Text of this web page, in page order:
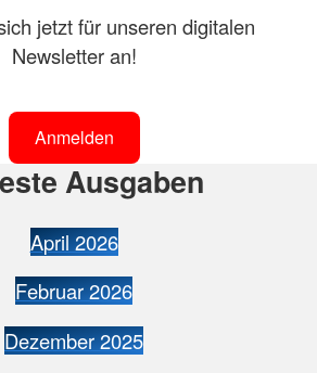
jetzt für unseren digitalen
Newsletter an!
Anmelden
Ausgaben
April 2026
Februar 2026
Dezember 2025